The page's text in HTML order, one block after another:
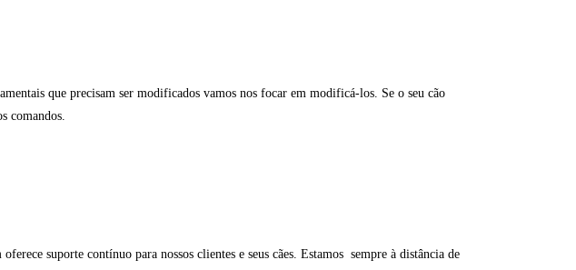
que precisam ser modificados vamos nos focar em modificá-los. Se o seu cão
comandos.
suporte contínuo para nossos clientes e seus cães. Estamos sempre à distância de